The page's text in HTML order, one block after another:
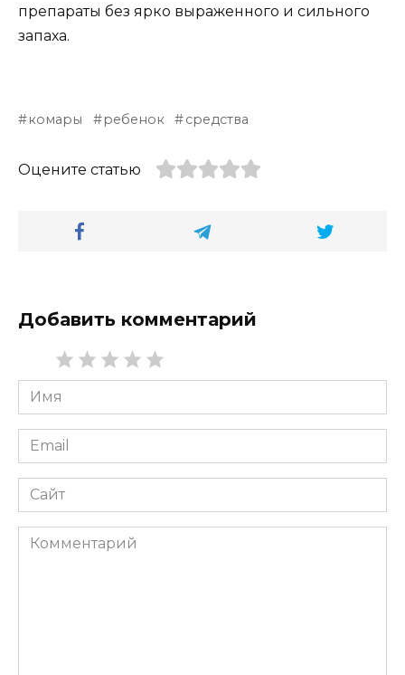
препараты без ярко выраженного и сильного
запаха.
комары ребенок средства
Оцените статью
Добавить комментарий
Имя
*
Email
*
Сайт
Комментарий